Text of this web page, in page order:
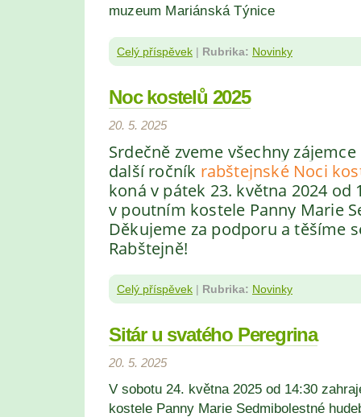
muzeum Mariánská Týnice
Celý příspěvek | Rubrika: Novinky
Noc kostelů 2025
20. 5. 2025
Srdečně zveme všechny zájemce
další ročník rabštejnské Noci
koná v pátek 23. května 2024 od
v poutním kostele Panny Marie
Děkujeme za podporu a těšíme
Rabštejně!
Celý příspěvek | Rubrika: Novinky
Sitár u svatého Peregrina
20. 5. 2025
V sobotu 24. května 2025 od 14:30
kostele Panny Marie Sedmibolestné